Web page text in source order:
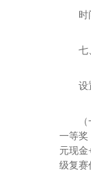
时
七
设
一等奖
元现金
级复赛